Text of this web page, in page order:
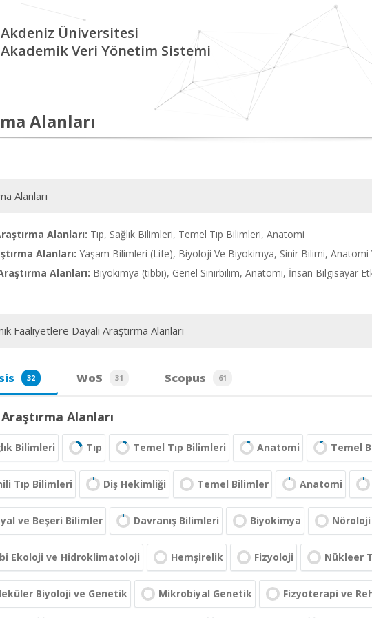
Akdeniz Üniversitesi
Akademik Veri Yönetim Sistemi
Alanları
Alanları
Alanları: Tıp, Sağlık Bilimleri, Temel Tıp Bilimleri, Anatomi
Alanları: Yaşam Bilimleri (Life), Biyoloji Ve Biyokimya, Sinir Bilimi, Anatomi
Alanları: Biyokimya (tıbbi), Genel Sinirbilim, Anatomi, İnsan Bilgisayar
Faaliyetlere Dayalı Araştırma Alanları
32 WoS 31 Scopus 61
Alanları
Bilimleri Tıp Temel Tıp Bilimleri Anatomi Temel
Tıp Bilimleri Diş Hekimliği Temel Bilimler Anatomi
ve Beşeri Bilimler Davranış Bilimleri Biyokimya Nöroloji
Ekoloji ve Hidroklimatoloji Hemşirelik Fizyoloji Nükleer
Biyoloji ve Genetik Mikrobiyal Genetik Fizyoterapi ve